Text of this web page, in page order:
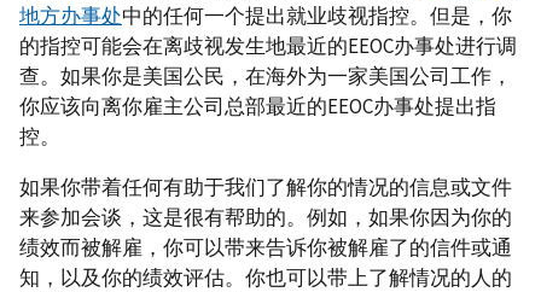
地方办事处中的任何一个提出就业歧视指控。但是，你
的指控可能会在离歧视发生地最近的EEOC办事处进行调
查。如果你是美国公民，在海外为一家美国公司工作，
你应该向离你雇主公司总部最近的EEOC办事处提出指
控。
如果你带着任何有助于我们了解你的情况的信息或文件
来参加会谈，这是很有帮助的。例如，如果你因为你的
绩效而被解雇，你可以带来告诉你被解雇了的信件或通
知，以及你的绩效评估。你也可以带上了解情况的人的